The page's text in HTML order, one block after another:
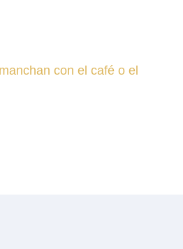
con el café o el